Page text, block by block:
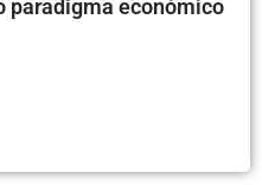
paradigma económico